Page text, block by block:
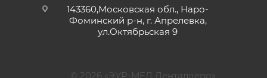
143360,Московская обл., Наро-
Фоминский р-н, г. Апрелевка,
ул.Октябрьская 9
© 2026 «ЭУР-МЕД Денталдепо»